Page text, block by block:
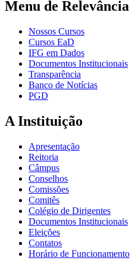
Menu de Relevância
Nossos Cursos
Cursos EaD
IFG em Dados
Documentos Institucionais
Transparência
Banco de Notícias
PGD
A Instituição
Apresentação
Reitoria
Câmpus
Conselhos
Comissões
Comitês
Colégio de Dirigentes
Documentos Institucionais
Eleições
Contatos
Horário de Funcionamento